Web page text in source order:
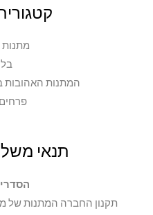
מתנות
המתנות האהובות בישראל
תנאי
תקנון החברה המתנות של